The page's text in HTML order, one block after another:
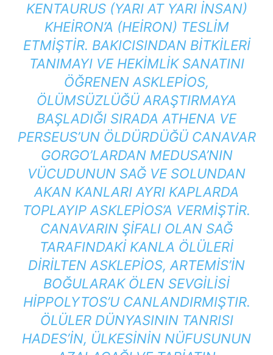
KENTAURUS (YARI AT YARI INSAN)
KHEIRON’A (HEIRON) TESLIM
ETMIŞTIR. BAKICISINDAN BITKILERI
TANIMAYI VE HEKIMLIK SANATINI
ÖĞRENEN ASKLEPIOS,
ÖLÜMSÜZLÜĞÜ ARAŞTIRMAYA
BAŞLADIĞI SIRADA ATHENA VE
PERSEUS’UN ÖLDÜRDÜĞÜ CANAVAR
GORGO’LARDAN MEDUSA’NIN
VÜCUDUNUN SAĞ VE SOLUNDAN
AKAN KANLARI AYRI KAPLARDA
TOPLAYIP ASKLEPIOS’A VERMIŞTIR.
CANAVARIN ŞIFALI OLAN SAĞ
TARAFINDAKI KANLA ÖLÜLERI
DIRILTEN ASKLEPIOS, ARTEMIS’IN
BOĞULARAK ÖLEN SEVGILISI
HIPPOLYTOS’U CANLANDIRMIŞTIR.
ÖLÜLER DÜNYASININ TANRISI
HADES’IN, ÜLKESININ NÜFUSUNUN